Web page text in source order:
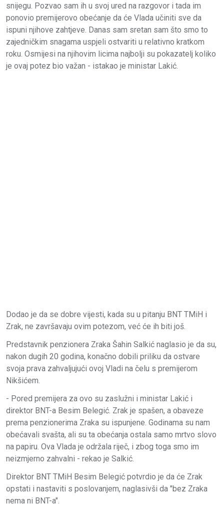
snijegu. Pozvao sam ih u svoj ured na razgovor i tada im
ponovio premijerovo obećanje da će Vlada učiniti sve da
ispuni njihove zahtjeve. Danas sam sretan sam što smo to
zajedničkim snagama uspjeli ostvariti u relativno kratkom
roku. Osmijesi na njihovim licima najbolji su pokazatelj koliko
je ovaj potez bio važan - istakao je ministar Lakić.
Dodao je da se dobre vijesti, kada su u pitanju BNT TMiH i
Zrak, ne završavaju ovim potezom, već će ih biti još.
Predstavnik penzionera Zraka Šahin Salkić naglasio je da su,
nakon dugih 20 godina, konačno dobili priliku da ostvare
svoja prava zahvaljujući ovoj Vladi na čelu s premijerom
Nikšićem.
- Pored premijera za ovo su zaslužni i ministar Lakić i
direktor BNT-a Besim Belegić. Zrak je spašen, a obaveze
prema penzionerima Zraka su ispunjene. Godinama su nam
obećavali svašta, ali su ta obećanja ostala samo mrtvo slovo
na papiru. Ova Vlada je održala riječ, i zbog toga smo im
neizmjerno zahvalni - rekao je Salkić.
Direktor BNT TMiH Besim Belegić potvrdio je da će Zrak
opstati i nastaviti s poslovanjem, naglasivši da "bez Zraka
nema ni BNT-a".